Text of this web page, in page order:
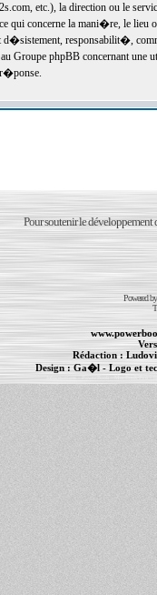
etc.), la direction ou le
qui concerne la mani�re, le
responsabilit�,
Groupe phpBB concernant une
Pour soutenir le développement
Powered
Rédaction :
Design :Ga�l- Logo et
Informations :